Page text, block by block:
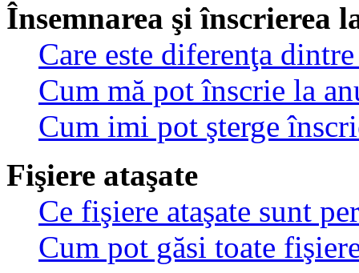
Însemnarea şi înscrierea
Care este diferenţa
Cum mă pot înscrie la
Cum imi pot şterge
Fişiere ataşate
Ce fişiere ataşate sunt
Cum pot găsi toate